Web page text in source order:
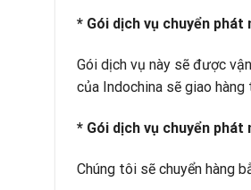
* Gói dịch vụ chuyển
Gói dịch vụ này sẽ được
của Indochina sẽ giao
* Gói dịch vụ chuyển phát
Chúng tôi sẽ chuyển hàng